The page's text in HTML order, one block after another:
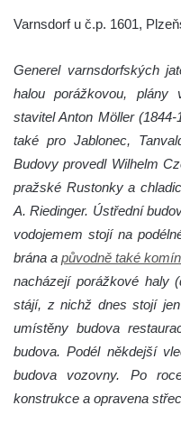
Varnsdorf u č.p. 1601,
Generel varnsdorfských
halou porážkovou, plány
stavitel Anton Möller
také pro Jablonec,
Budovy provedl Wilhelm
pražské Rustonky a
A. Riedinger. Ústřední
vodojemem stojí na
brána a původně také
nacházejí porážkové haly
stájí, z nichž dnes stojí
umístěny budova
budova. Podél někdejší
budova vozovny. Po
konstrukce a opravena